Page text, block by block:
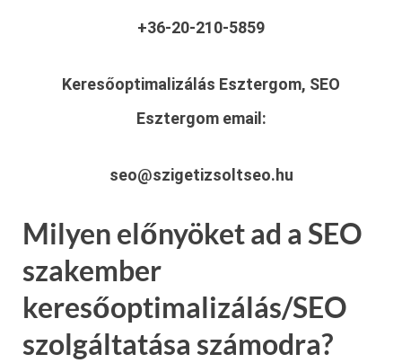
+36-20-210-5859
Keresőoptimalizálás Esztergom, SEO
Esztergom email:
seo@szigetizsoltseo.hu
Milyen előnyöket ad a SEO
szakember
keresőoptimalizálás/SEO
szolgáltatása számodra?